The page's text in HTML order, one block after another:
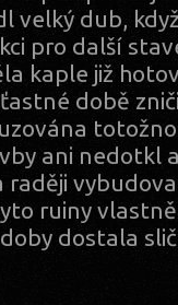
velký dub,
pro další
kaple již
době
ani nedotkl
ruiny
dostala